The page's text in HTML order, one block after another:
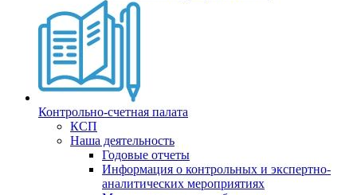
Контрольно-счетная палата
КСП
Наша деятельность
Годовые отчеты
Информация о контрольных и экспертно-
аналитических мероприятиях